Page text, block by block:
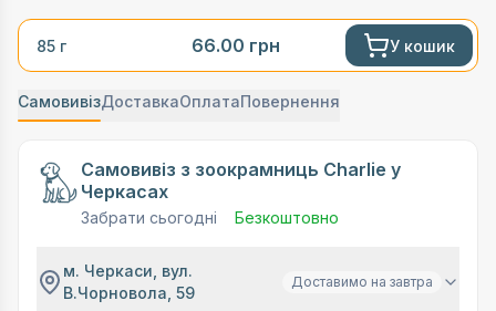
85 г 66.00 грн У кошик
СамовивізДоставкаОплатаПовернення
Самовивіз з зоокрамниць Charlie у
Черкасах
Забрати сьогодні Безкоштовно
м. Черкаси, вул.
В.Чорновола, 59
Доставимо на завтра